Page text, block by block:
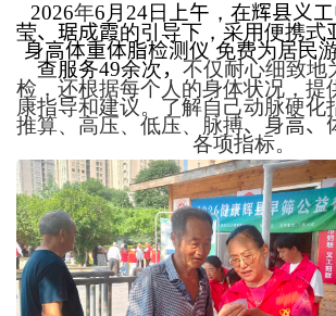
2026年6 月 24日 上午 ，在辉县义
莹、琚成霞的引导下，采用便携式
身高体重体脂检测仪 免费为居民
查服务49余次 ， 不仅耐心细致地
检，还根据每个人的身体状况，提
康指导和建议。了解自己动脉硬化
推算、高压、低压、脉搏、 身高、
各项指标。